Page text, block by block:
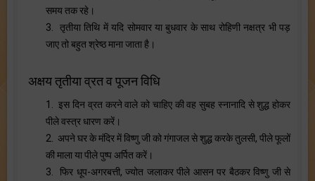
समय तक रहे।
3. तृतीया तिथि में यदि सोमवार या बुधवार के साथ रोहिणी नक्षत्र भी पड़
जाए तो बहुत श्रेष्ठ माना जाता है।
अक्षय तृतीया व्रत व पूजन विधि
1. इस दिन व्रत करने वाले को चाहिए की वह सुबह स्नानादि से शुद्ध होकर
पीले वस्त्र धारण करें।
2. अपने घर के मंदिर में विष्णु जी को गंगाजल से शुद्ध करके तुलसी, पीले फूलों
की माला या पीले पुष्प अर्पित करें।
3. फिर धूप-अगरबत्ती, ज्योत जलाकर पीले आसन पर बैठकर विष्णु जी से